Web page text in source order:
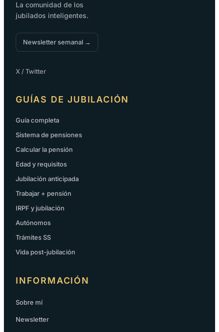
La comunidad de los
jubilados inteligentes.
Newsletter semanal →
X / Twitter
GUÍAS DE JUBILACIÓN
Guía completa
Sistema de pensiones
Calcular la pensión
Edad y requisitos
Jubilación anticipada
Trabajar + pensión
IRPF y jubilación
Autónomos
Trámites SS
Vida post-jubilación
INFORMACIÓN
Sobre mí
Newsletter